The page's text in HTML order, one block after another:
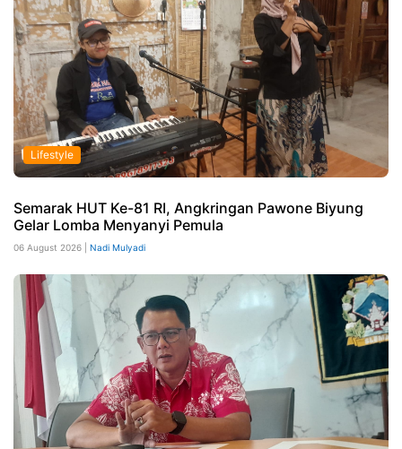
Lifestyle
Semarak HUT Ke-81 RI, Angkringan Pawone Biyung
Gelar Lomba Menyanyi Pemula
06 August 2026 | Nadi Mulyadi